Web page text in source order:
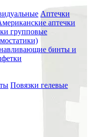
Аптечки
аптечки
групповые
бинты и
Повязки гелевые